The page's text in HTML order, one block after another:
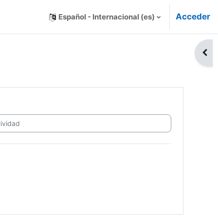
Español - Internacional ‎(es)‎ Acceder